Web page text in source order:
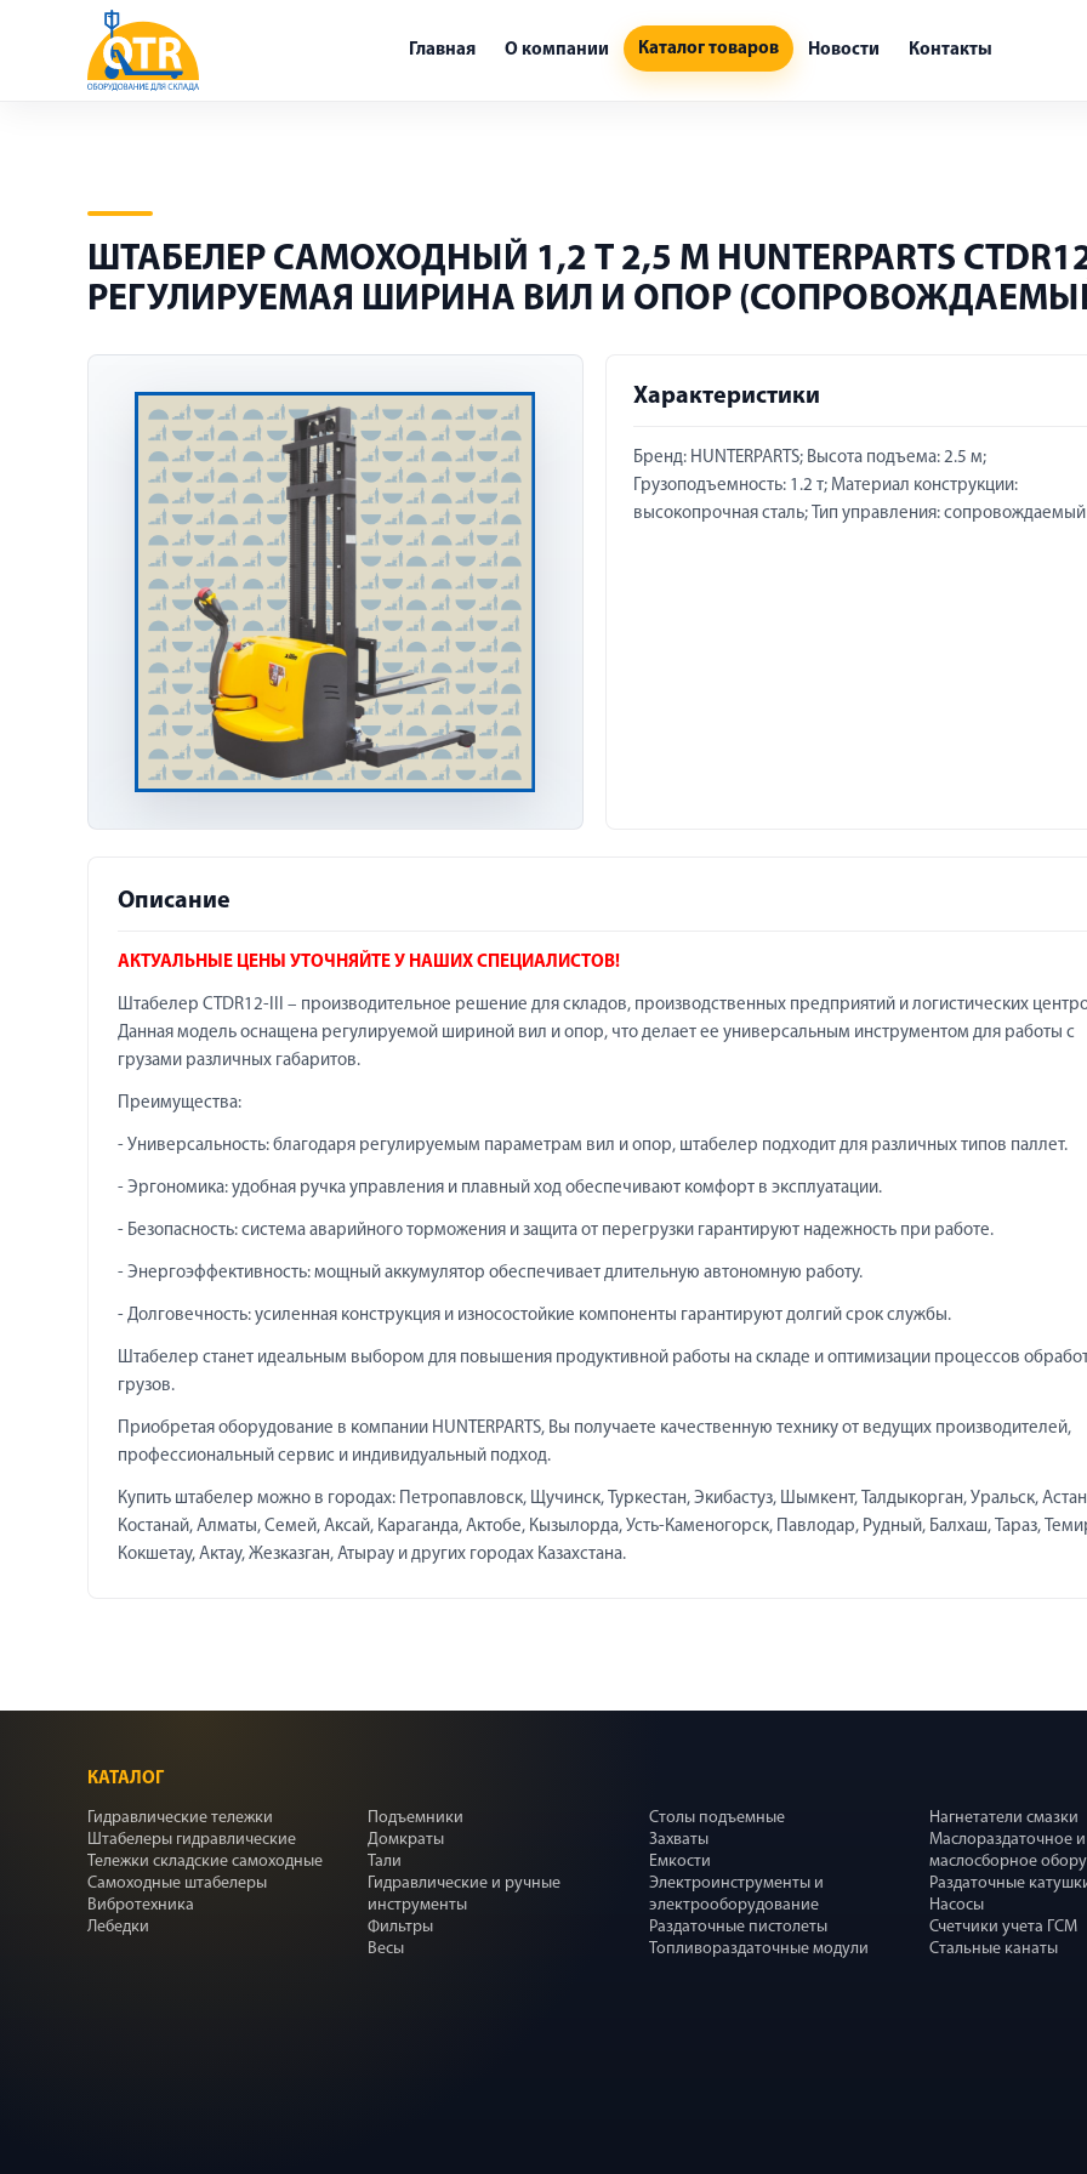
Главная О компании Каталог товаров Новости Контакты
ШТАБЕЛЕР САМОХОДНЫЙ 1,2 Т 2,5 М HUNTERPARTS
РЕГУЛИРУЕМАЯ ШИРИНА ВИЛ И ОПОР
Характеристики
Бренд: HUNTERPARTS; Высота подъема: 2.5 м;
Грузоподъемность: 1.2 т; Материал конструкции:
высокопрочная сталь; Тип управления: сопровождаемый
Описание
АКТУАЛЬНЫЕ ЦЕНЫ УТОЧНЯЙТЕ У НАШИХ СПЕЦИАЛИСТОВ!
Штабелер CTDR12-III – производительное решение для складов, производственных предприятий и логистических
Данная модель оснащена регулируемой шириной вил и опор, что делает ее универсальным инструментом для работы с
грузами различных габаритов.
Преимущества:
- Универсальность: благодаря регулируемым параметрам вил и опор, штабелер подходит для различных типов паллет.
- Эргономика: удобная ручка управления и плавный ход обеспечивают комфорт в эксплуатации.
- Безопасность: система аварийного торможения и защита от перегрузки гарантируют надежность при работе.
- Энергоэффективность: мощный аккумулятор обеспечивает длительную автономную работу.
- Долговечность: усиленная конструкция и износостойкие компоненты гарантируют долгий срок службы.
Штабелер станет идеальным выбором для повышения продуктивной работы на складе и оптимизации процессов
грузов.
Приобретая оборудование в компании HUNTERPARTS, Вы получаете качественную технику от ведущих производителей,
профессиональный сервис и индивидуальный подход.
Купить штабелер можно в городах: Петропавловск, Щучинск, Туркестан, Экибастуз, Шымкент, Талдыкорган, Уральск,
Костанай, Алматы, Семей, Аксай, Караганда, Актобе, Кызылорда, Усть-Каменогорск, Павлодар, Рудный, Балхаш, Тараз,
Кокшетау, Актау, Жезказган, Атырау и других городах Казахстана.
КАТАЛОГ
Гидравлические тележки
Штабелеры гидравлические
Тележки складские самоходные
Самоходные штабелеры
Вибротехника
Лебедки
Подъемники
Домкраты
Тали
Гидравлические и ручные
инструменты
Фильтры
Весы
Столы подъемные
Захваты
Емкости
Электроинструменты и
электрооборудование
Раздаточные пистолеты
Топливораздаточные модули
Нагнетатели смазки
Маслораздаточное и
маслосборное
Раздаточные
Насосы
Счетчики учета ГСМ
Стальные канаты